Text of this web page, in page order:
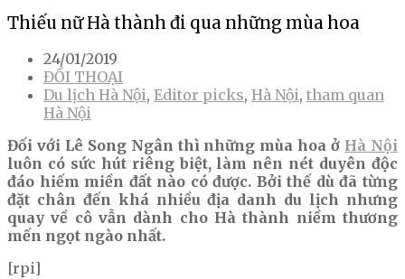
Thiếu nữ Hà thành đi qua những mùa hoa
24/01/2019
ĐỐI THOẠI
Du lịch Hà Nội, Editor picks, Hà Nội, tham quan
Hà Nội
Đối với Lê Song Ngân thì những mùa hoa ở Hà Nội
luôn có sức hút riêng biệt, làm nên nét duyên độc
đáo hiếm miền đất nào có được. Bởi thế dù đã từng
đặt chân đến khá nhiều địa danh du lịch nhưng
quay về cô vẫn dành cho Hà thành niềm thương
mến ngọt ngào nhất.
[rpi]